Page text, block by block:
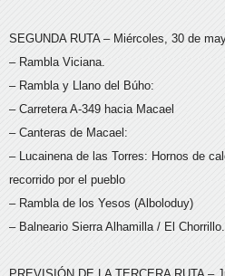
SEGUNDA RUTA – Miércoles, 30 de
– Rambla Viciana.
– Rambla y Llano del Búho:
– Carretera A-349 hacia Macael
– Canteras de Macael:
– Lucainena de las Torres: Hornos de
recorrido por el pueblo
– Rambla de los Yesos (Alboloduy)
– Balneario Sierra Alhamilla / El Chorrillo.